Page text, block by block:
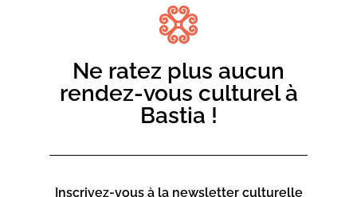
Ne ratez plus aucun
rendez-vous culturel à
Bastia !
Inscrivez-vous à la newsletter culturelle